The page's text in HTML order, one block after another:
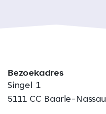
Bezoekadres
Singel 1
5111 CC Baarle-Nassau